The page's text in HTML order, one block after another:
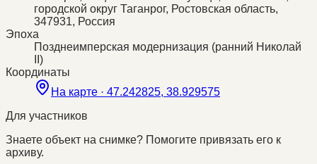
городской округ Таганрог, Ростовская область,
347931, Россия
Эпоха
Позднеимперская модернизация (ранний Николай
II)
Координаты
На карте · 47.242825, 38.929575
Для участников
Знаете объект на снимке? Помогите привязать его к
архиву.